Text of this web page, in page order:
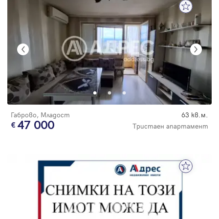
Габрово, Младост 63 кв.м.
47 000 Тристаен апартамент